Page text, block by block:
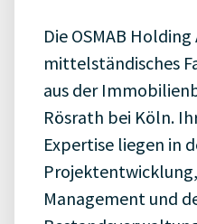
Die OSMAB Holding
mittelständisches
aus der
Rösrath bei Köln.
Expertise liegen in
Management und